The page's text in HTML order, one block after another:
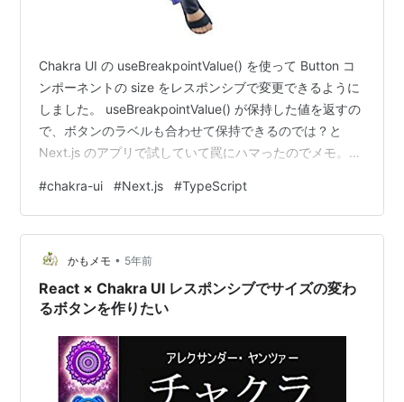
Chakra UI の useBreakpointValue() を使って Button コ
ンポーネントの size をレスポンシブで変更できるように
しました。 useBreakpointValue() が保持した値を返すの
で、ボタンのラベルも合わせて保持できるのでは？と
Next.js のアプリで試していて罠にハマったのでメモ。
^1.6.3 next: ^10.0.0 複数の値を useBreakpointValue()
で保持する import { Button, useBreakpointVa…
#chakra-ui #Next.js #TypeScript
かもメモ • 5年前
React × Chakra UI レスポンシブでサイズの変わ
るボタンを作りたい